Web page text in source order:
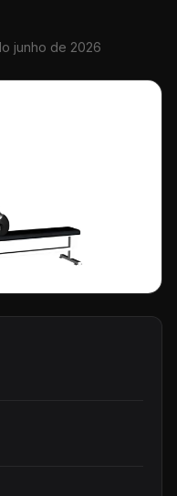
junho de 2026